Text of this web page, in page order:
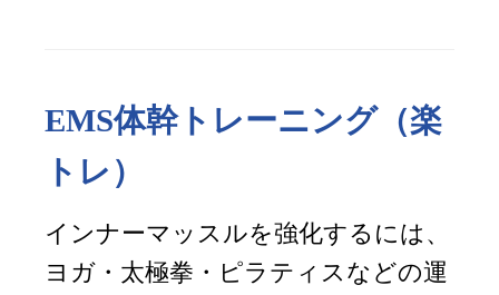
EMS体幹トレーニング（楽
トレ）
インナーマッスルを強化するには、
ヨガ・太極拳・ピラティスなどの運